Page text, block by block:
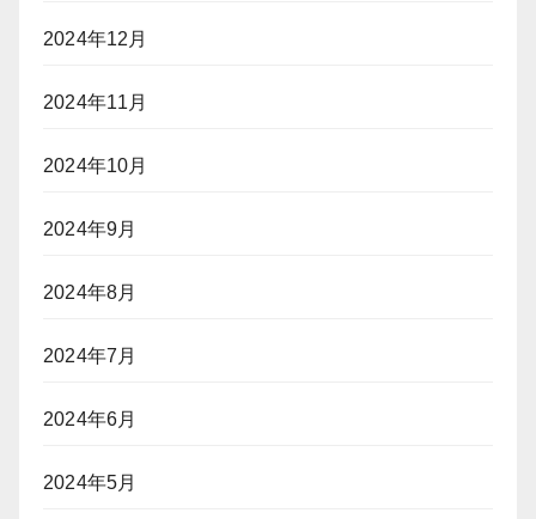
2024年12月
2024年11月
2024年10月
2024年9月
2024年8月
2024年7月
2024年6月
2024年5月